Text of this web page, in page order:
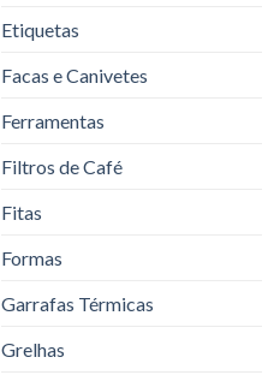
Etiquetas
Facas e Canivetes
Ferramentas
Filtros de Café
Fitas
Formas
Garrafas Térmicas
Grelhas